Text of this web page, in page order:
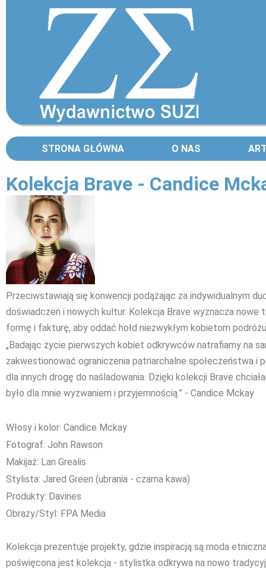
STRONA GŁÓWNA O NAS
Kolekcja Brave - Candice
Przeciwstawiają się konwencji podążając za indywidualnym
doświadczeń i nowych kultur. Kolekcja Brave wyznacza nowe
formę i fakturę, aby oddać hołd niezwykłym kobietom
„Badając życie pierwszych kobiet odkrywców natrafiamy na
zakwestionować ograniczenia patriarchalne społeczeństwa i
dla innych drogę do naśladowania. Dzięki kolekcji Brave
było dla mnie wyzwaniem i przyjemnością.” - Candice Mckay
Włosy i kolor: Candice Mckay
Fotograf: John Rawson
Makijaż: Lan Grealis
Stylista: Jared Green (ubrania - czarna kawa)
Produkty: Davines
Obrazy/Styl: FPA Media
Kolekcja prezentuje projekty, gdzie inspiracją są moda
poświęcona jest kolekcja - stylistka odkrywa na nowo